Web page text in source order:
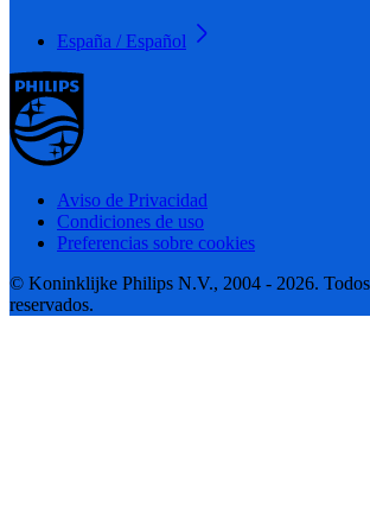
España / Español
Aviso de Privacidad
Condiciones de uso
Preferencias sobre cookies
© Koninklijke Philips N.V., 2004 - 2026. Todos
reservados.